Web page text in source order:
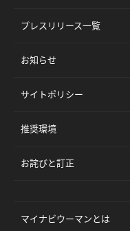
プレスリリース一覧
お知らせ
サイトポリシー
推奨環境
お詫びと訂正
マイナビウーマンとは